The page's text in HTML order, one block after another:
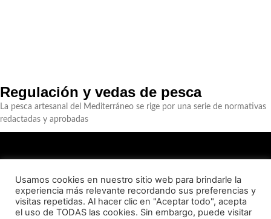
Regulación y vedas de pesca
La pesca artesanal del Mediterráneo se rige por una serie de normativas
redactadas y aprobadas
QUIENES SOMOS CONTACTO AVISO LEGAL
Usamos cookies en nuestro sitio web para brindarle la
experiencia más relevante recordando sus preferencias y
visitas repetidas. Al hacer clic en "Aceptar todo", acepta
el uso de TODAS las cookies. Sin embargo, puede visitar